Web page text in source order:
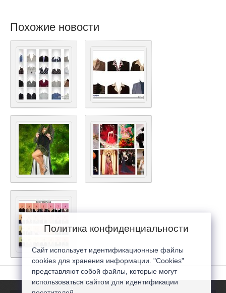
Похожие новости
Политика конфиденциальности
Сайт использует идентификационные файлы
cookies для хранения информации. "Cookies"
представляют собой файлы, которые могут
использоваться сайтом для идентификации